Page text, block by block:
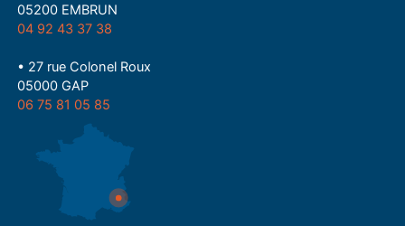
05200 EMBRUN
04 92 43 37 38
• 27 rue Colonel Roux
05000 GAP
06 75 81 05 85